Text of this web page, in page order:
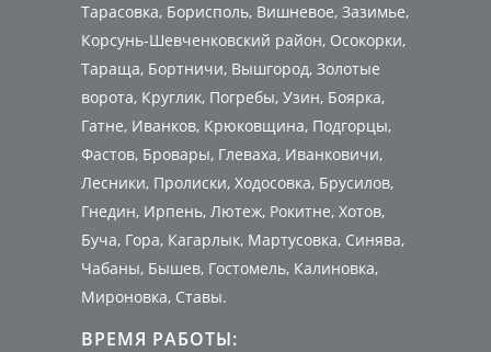
Тарасовка, Борисполь, Вишневое, Зазимье,
Корсунь-Шевченковский район, Осокорки,
Тараща, Бортничи, Вышгород, Золотые
ворота, Круглик, Погребы, Узин, Боярка,
Гатне, Иванков, Крюковщина, Подгорцы,
Фастов, Бровары, Глеваха, Иванковичи,
Лесники, Пролиски, Ходосовка, Брусилов,
Гнедин, Ирпень, Лютеж, Рокитне, Хотов,
Буча, Гора, Кагарлык, Мартусовка, Синява,
Чабаны, Бышев, Гостомель, Калиновка,
Мироновка, Ставы.
ВРЕМЯ РАБОТЫ: